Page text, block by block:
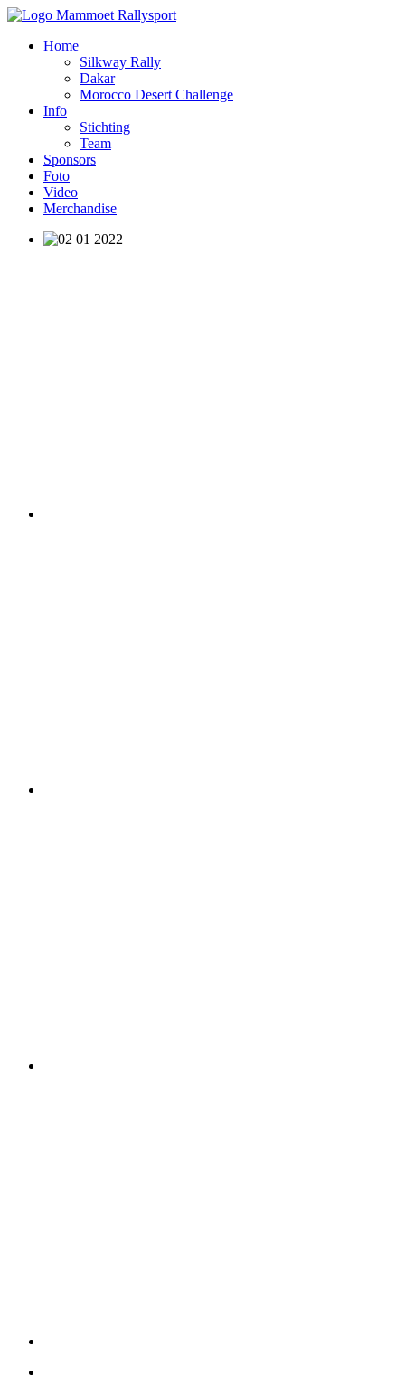
Home
Silkway Rally
Dakar
Morocco Desert Challenge
Info
Stichting
Team
Sponsors
Foto
Video
Merchandise